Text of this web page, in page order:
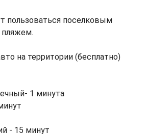
пользоваться поселковым
пляжем.
на территории (бесплатно)
1 минута
- 15 минут